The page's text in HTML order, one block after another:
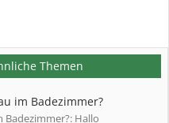
Themen
im Badezimmer?
Badezimmer?: Hallo